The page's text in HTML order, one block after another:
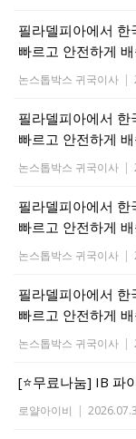
필라델피아에서
빠르고 안전하게
논스톱박스 귀국이사 |
필라델피아에서
빠르고 안전하게
논스톱박스 귀국이사 |
필라델피아에서
빠르고 안전하게
논스톱박스 귀국이사 |
필라델피아에서
빠르고 안전하게
논스톱박스 귀국이사 |
[⭐무료나눔] IB 파
로얄아이비 |